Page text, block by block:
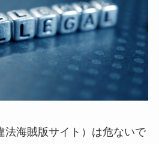
法海賊版サイト）は危ないで